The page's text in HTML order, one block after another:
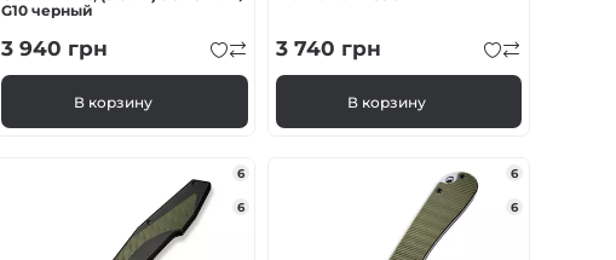
G10 черный
3 940 грн
В корзину
3 740 грн
В корзину
6
6
6
6